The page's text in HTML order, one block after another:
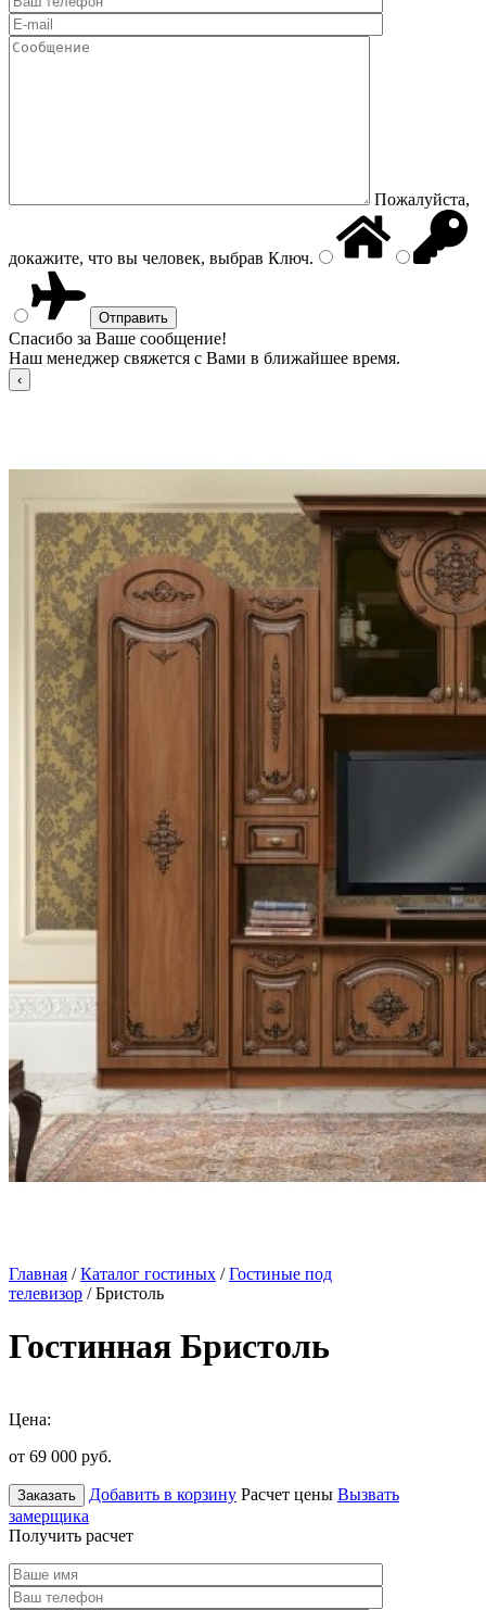
Пожалуйста,
докажите, что вы человек, выбрав Ключ.
Спасибо за Ваше сообщение!
Наш менеджер свяжется с Вами в ближайшее время.
Главная /Каталог гостиных /Гостиные под
телевизор / Бристоль
Гостинная Бристоль
Цена:
от 69 000 руб.
Заказать Добавить в корзину Расчет цены Вызвать
замерщика
Получить расчет